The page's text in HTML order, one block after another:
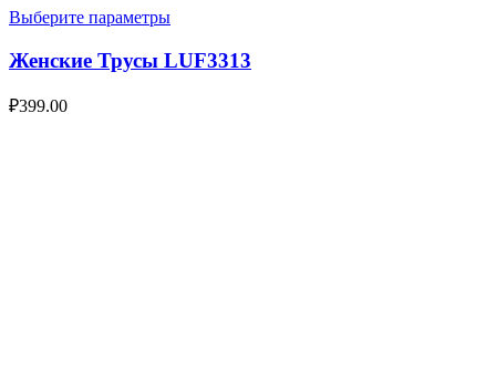
Выберите параметры
Женские Трусы LUF3313
₽399.00